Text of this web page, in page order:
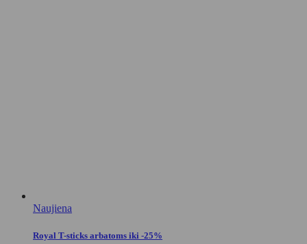
Naujiena
Royal T-sticks arbatoms iki -25%